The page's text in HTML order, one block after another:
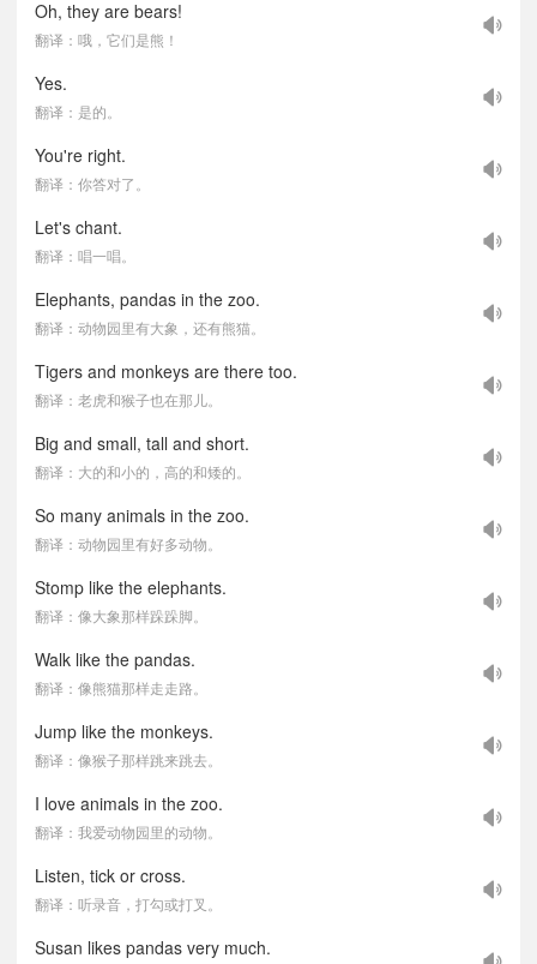
Oh, they are bears!
翻译：哦，它们是熊！
Yes.
翻译：是的。
You're right.
翻译：你答对了。
Let's chant.
翻译：唱一唱。
Elephants, pandas in the zoo.
翻译：动物园里有大象，还有熊猫。
Tigers and monkeys are there too.
翻译：老虎和猴子也在那儿。
Big and small, tall and short.
翻译：大的和小的，高的和矮的。
So many animals in the zoo.
翻译：动物园里有好多动物。
Stomp like the elephants.
翻译：像大象那样跺跺脚。
Walk like the pandas.
翻译：像熊猫那样走走路。
Jump like the monkeys.
翻译：像猴子那样跳来跳去。
I love animals in the zoo.
翻译：我爱动物园里的动物。
Listen, tick or cross.
翻译：听录音，打勾或打叉。
Susan likes pandas very much.